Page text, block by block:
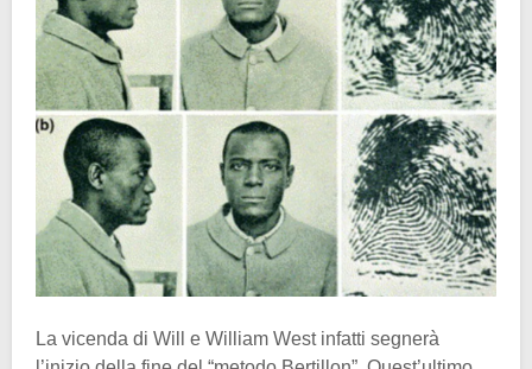
La vicenda di Will e William West infatti segnerà